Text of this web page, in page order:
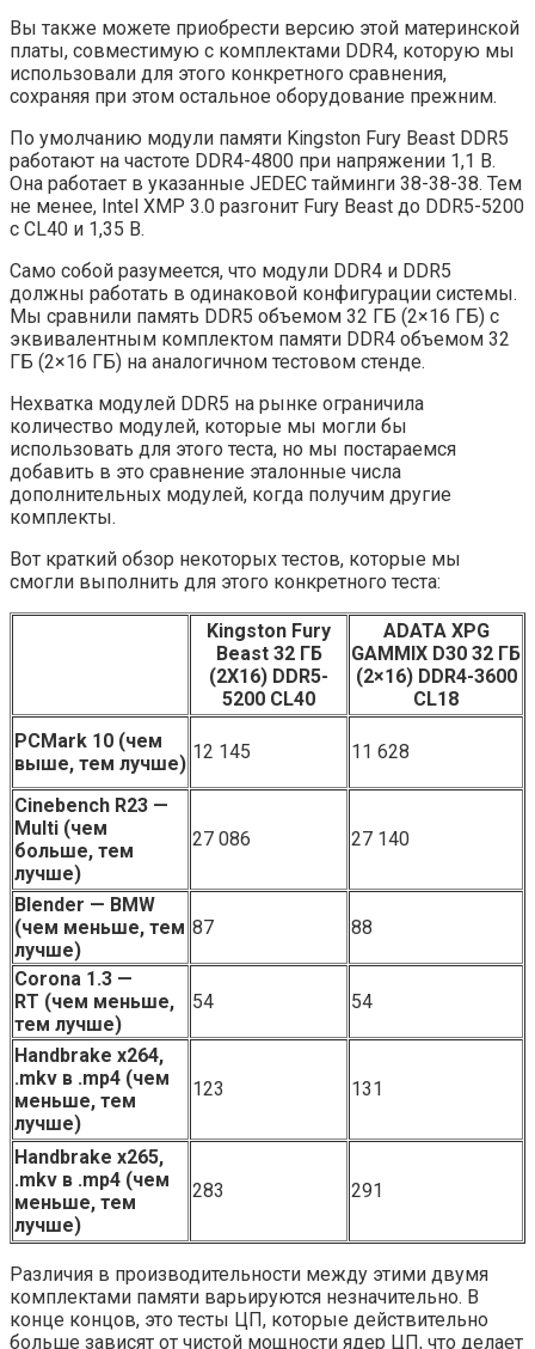
Вы также можете приобрести версию этой материнской
платы, совместимую с комплектами DDR4, которую мы
использовали для этого конкретного сравнения,
сохраняя при этом остальное оборудование прежним.
По умолчанию модули памяти Kingston Fury Beast DDR5
работают на частоте DDR4-4800 при напряжении 1,1 В.
Она работает в указанные JEDEC тайминги 38-38-38. Тем
не менее, Intel XMP 3.0 разгонит Fury Beast до DDR5-5200
с CL40 и 1,35 В.
Само собой разумеется, что модули DDR4 и DDR5
должны работать в одинаковой конфигурации системы.
Мы сравнили память DDR5 объемом 32 ГБ (2×16 ГБ) с
эквивалентным комплектом памяти DDR4 объемом 32
ГБ (2×16 ГБ) на аналогичном тестовом стенде.
Нехватка модулей DDR5 на рынке ограничила
количество модулей, которые мы могли бы
использовать для этого теста, но мы постараемся
добавить в это сравнение эталонные числа
дополнительных модулей, когда получим другие
комплекты.
Вот краткий обзор некоторых тестов, которые мы
смогли выполнить для этого конкретного теста:
Kingston Fury
Beast 32 ГБ
(2X16) DDR5-
5200 CL40
ADATA XPG
GAMMIX D30 32 ГБ
(2×16) DDR4-3600
CL18
PCMark 10 (чем
выше, тем лучше)
12 145 11 628
Cinebench R23 —
Multi (чем
больше, тем
лучше)
27 086 27 140
Blender — BMW
(чем меньше, тем
лучше)
87 88
Corona 1.3 —
RT (чем меньше,
тем лучше)
54 54
Handbrake x264,
.mkv в .mp4 (чем
меньше, тем
лучше)
123 131
Handbrake x265,
.mkv в .mp4 (чем
меньше, тем
лучше)
283 291
Различия в производительности между этими двумя
комплектами памяти варьируются незначительно. В
конце концов, это тесты ЦП, которые действительно
больше зависят от чистой мощности ядер ЦП, что делает